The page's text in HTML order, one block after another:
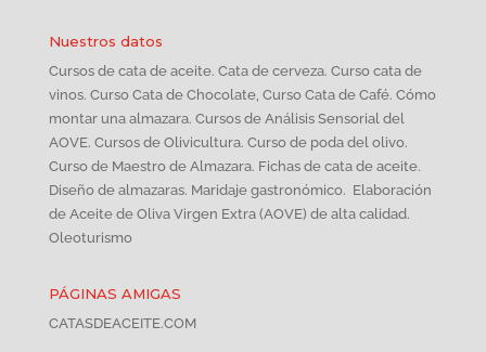
Nuestros datos
Cursos de cata de aceite. Cata de cerveza. Curso cata de
vinos. Curso Cata de Chocolate, Curso Cata de Café. Cómo
montar una almazara. Cursos de Análisis Sensorial del
AOVE. Cursos de Olivicultura. Curso de poda del olivo.
Curso de Maestro de Almazara. Fichas de cata de aceite.
Diseño de almazaras. Maridaje gastronómico. Elaboración
de Aceite de Oliva Virgen Extra (AOVE) de alta calidad.
Oleoturismo
PÁGINAS AMIGAS
CATASDEACEITE.COM